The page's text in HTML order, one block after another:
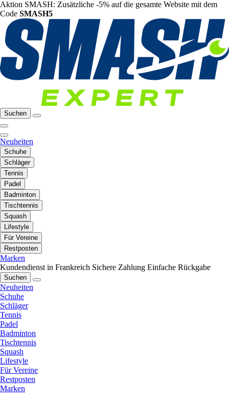
Aktion SMASH: Zusätzliche -5% auf die gesamte Website mit dem
Code SMASH5
Suchen
Neuheiten
Schuhe
Schläger
Tennis
Padel
Badminton
Tischtennis
Squash
Lifestyle
Für Vereine
Restposten
Marken
Kundendienst in Frankreich Sichere Zahlung Einfache Rückgabe
Suchen
Neuheiten
Schuhe
Schläger
Tennis
Padel
Badminton
Tischtennis
Squash
Lifestyle
Für Vereine
Restposten
Marken